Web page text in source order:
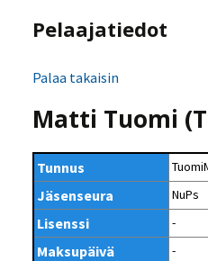
Pelaajatiedot
Palaa takaisin
Matti Tuomi
Tunnus
Jäsenseura NuPs
Lisenssi -
Maksupäivä -